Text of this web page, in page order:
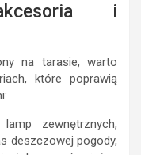
i
na tarasie, warto
które poprawią
zewnętrznych,
deszczowej pogody,